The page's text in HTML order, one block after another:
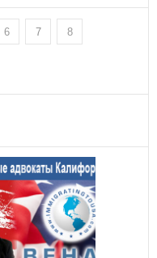
6 7 8